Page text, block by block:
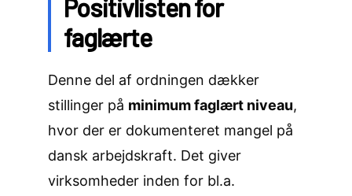
Positivlisten for
faglærte
Denne del af ordningen dækker
stillinger på minimum faglært niveau,
hvor der er dokumenteret mangel på
dansk arbejdskraft. Det giver
virksomheder inden for bl.a.